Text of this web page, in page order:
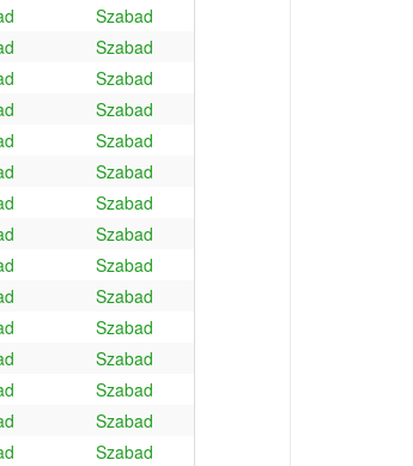
Szabad
Szabad
Szabad
Szabad
Szabad
Szabad
Szabad
Szabad
Szabad
Szabad
Szabad
Szabad
Szabad
Szabad
Szabad